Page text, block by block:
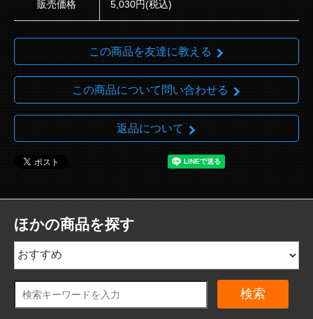
販売価格 5,030円(税込)
この商品を友達に教える
この商品について問い合わせる
返品について
ほかの商品を探す
検索